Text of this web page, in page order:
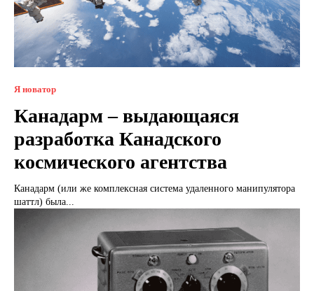
Я новатор
Канадарм – выдающаяся
разработка Канадского
космического агентства
Канадарм (или же комплексная система удаленного манипулятора
шаттл) была...